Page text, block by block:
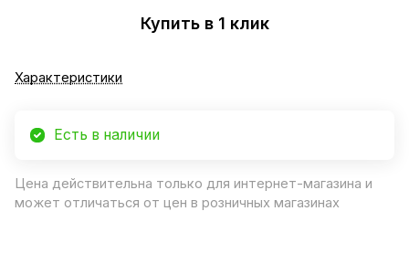
Купить в 1 клик
Характеристики
Есть в наличии
Цена действительна только для интернет-магазина и
может отличаться от цен в розничных магазинах